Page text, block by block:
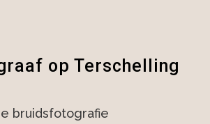
op Terschelling
bruidsfotografie